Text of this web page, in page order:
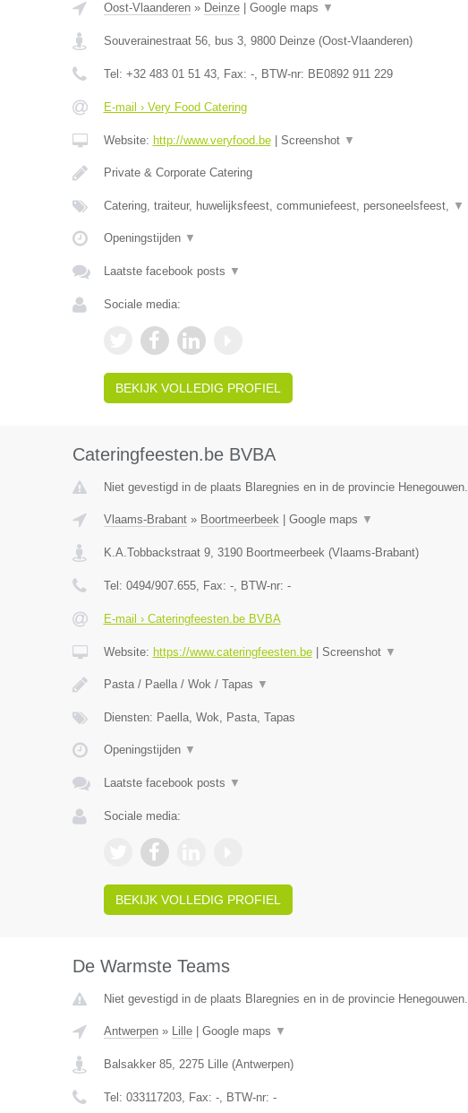
Oost-Vlaanderen» Deinze| Google maps ▼
Souverainestraat 56, bus 3, 9800 Deinze(Oost-Vlaanderen)
Tel: +32 483 01 51 43, Fax: -, BTW-nr: BE0892 911 229
E-mail › Very Food Catering
Website: http://www.veryfood.be| Screenshot ▼
Private & Corporate Catering
Catering, traiteur, huwelijksfeest, communiefeest, personeelsfeest, ▼
Openingstijden ▼
Laatste facebook posts ▼
Sociale media:
BEKIJK VOLLEDIG PROFIEL
Cateringfeesten.be BVBA
Niet gevestigd in de plaats Blaregnies en in de provincie Henegouwen.
Vlaams-Brabant» Boortmeerbeek| Google maps ▼
K.A.Tobbackstraat 9, 3190 Boortmeerbeek(Vlaams-Brabant)
Tel: 0494/907.655, Fax: -, BTW-nr: -
E-mail › Cateringfeesten.be BVBA
Website: https://www.cateringfeesten.be| Screenshot ▼
Pasta / Paella / Wok / Tapas ▼
Diensten: Paella, Wok, Pasta, Tapas
Openingstijden ▼
Laatste facebook posts ▼
Sociale media:
BEKIJK VOLLEDIG PROFIEL
De Warmste Teams
Niet gevestigd in de plaats Blaregnies en in de provincie Henegouwen.
Antwerpen» Lille| Google maps ▼
Balsakker 85, 2275 Lille(Antwerpen)
Tel: 033117203, Fax: -, BTW-nr: -